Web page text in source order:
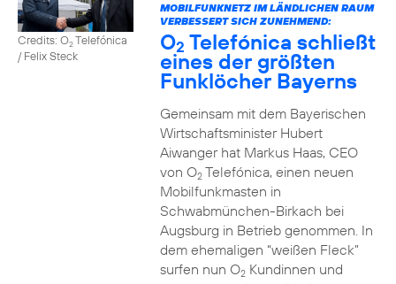
Credits: O2Telefónica
/ Felix Steck
MOBILFUNKNETZ IM LÄNDLICHEN RAUM
VERBESSERT SICH ZUNEHMEND:
O2 Telefónica schließt
eines der größten
Funklöcher Bayerns
Gemeinsam mit dem Bayerischen
Wirtschaftsminister Hubert
Aiwanger hat Markus Haas, CEO
von O2Telefónica, einen neuen
Mobilfunkmasten in
Schwabmünchen-Birkach bei
Augsburg in Betrieb genommen. In
dem ehemaligen “weißen Fleck”
surfen nun O2Kundinnen und